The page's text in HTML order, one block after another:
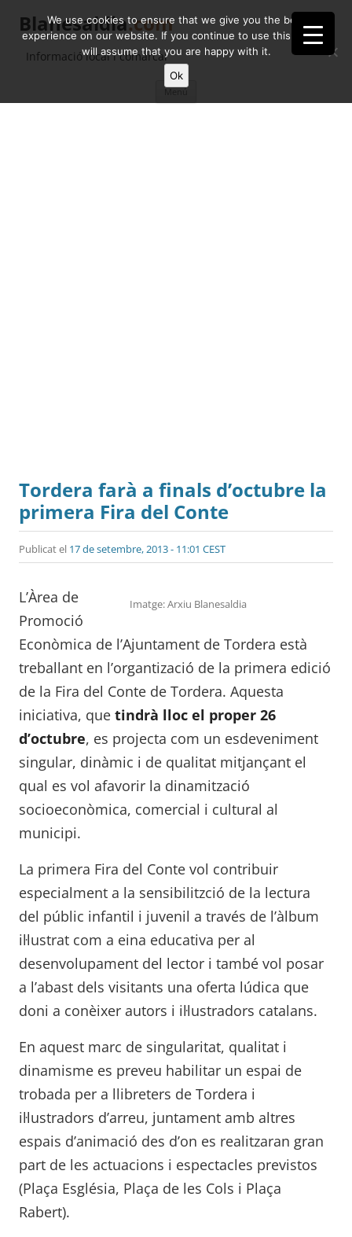
Blanesaldia.com
Informació local i comarcal
contingut
Tordera farà a finals d’octubre la
primera Fira del Conte
Publicat el 17 de setembre, 2013 - 11:01 CEST
Imatge: Arxiu Blanesaldia
L’Àrea de
Promoció
Econòmica de l’Ajuntament de Tordera està
treballant en l’organtizació de la primera edició
de la Fira del Conte de Tordera. Aquesta
iniciativa, que tindrà lloc el proper 26
d’octubre, es projecta com un esdeveniment
singular, dinàmic i de qualitat mitjançant el
qual es vol afavorir la dinamització
socioeconòmica, comercial i cultural al
municipi.
La primera Fira del Conte vol contribuir
especialment a la sensibilitzció de la lectura
del públic infantil i juvenil a través de l’àlbum
il·lustrat com a eina educativa per al
desenvolupament del lector i també vol posar
a l’abast dels visitants una oferta lúdica que
doni a conèixer autors i il·lustradors catalans.
En aquest marc de singularitat, qualitat i
dinamisme es preveu habilitar un espai de
trobada per a llibreters de Tordera i
il·lustradors d’arreu, juntament amb altres
espais d’animació des d’on es realitzaran gran
part de les actuacions i espectacles previstos
(Plaça Església, Plaça de les Cols i Plaça
Rabert).
We use cookies to ensure that we give you the best
experience on our website. If you continue to use this site we
will assume that you are happy with it.
Ok